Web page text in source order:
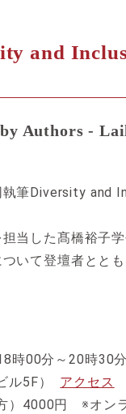
and
Authors -
筆Diversity and
当した髙橋裕子
いて登壇者ととも
00分～20時30分
ル5F） アクセス
）4000円 ※オン